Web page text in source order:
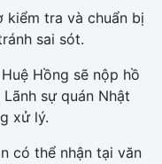
kiểm tra và chuẩn bị
sai sót.
Hồng sẽ nộp hồ
sự quán Nhật
xử lý.
có thể nhận tại văn